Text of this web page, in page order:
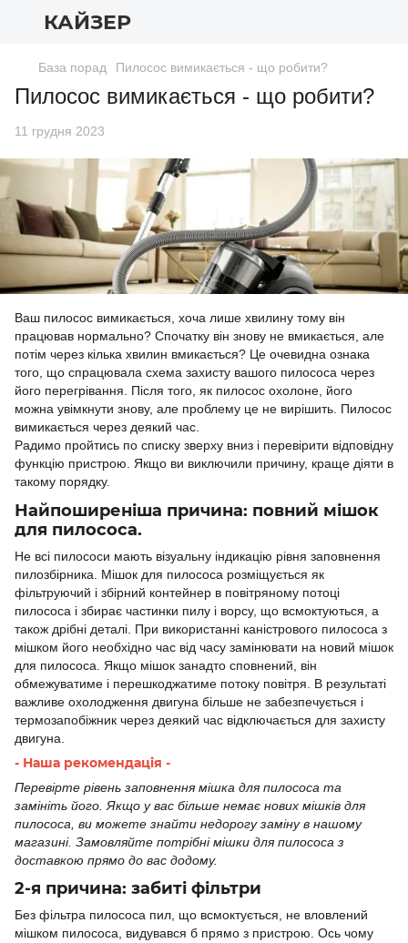
КАЙЗЕР
База порад Пилосос вимикається - що робити?
Пилосос вимикається - що робити?
11 грудня 2023
Ваш пилосос вимикається, хоча лише хвилину тому він
працював нормально? Спочатку він знову не вмикається, але
потім через кілька хвилин вмикається? Це очевидна ознака
того, що спрацювала схема захисту вашого пилососа через
його перегрівання. Після того, як пилосос охолоне, його
можна увімкнути знову, але проблему це не вирішить. Пилосос
вимикається через деякий час.
Радимо пройтись по списку зверху вниз і перевірити відповідну
функцію пристрою. Якщо ви виключили причину, краще діяти в
такому порядку.
Найпоширеніша причина: повний мішок
для пилососа.
Не всі пилососи мають візуальну індикацію рівня заповнення
пилозбірника. Мішок для пилососа розміщується як
фільтруючий і збірний контейнер в повітряному потоці
пилососа і збирає частинки пилу і ворсу, що всмоктуються, а
також дрібні деталі. При використанні каністрового пилососа з
мішком його необхідно час від часу замінювати на новий мішок
для пилососа. Якщо мішок занадто сповнений, він
обмежуватиме і перешкоджатиме потоку повітря. В результаті
важливе охолодження двигуна більше не забезпечується і
термозапобіжник через деякий час відключається для захисту
двигуна.
- Наша рекомендація -
Перевірте рівень заповнення мішка для пилососа та
замініть його. Якщо у вас більше немає нових мішків для
пилососа, ви можете знайти недорогу заміну в нашому
магазині. Замовляйте потрібні мішки для пилососа з
доставкою прямо до вас додому.
2-я причина: забиті фільтри
Без фільтра пилососа пил, що всмоктується, не вловлений
мішком пилососа, видувався б прямо з пристрою. Ось чому